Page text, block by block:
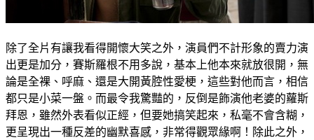
除了全片有讓我看得開懷大笑之外，演員們不計形象的賣力演
出更是加分，賽斯羅根不用多說，基本上他本來就放很開，無
論是全裸、呼麻、還是大開黃腔性愛梗，這些對他而言，相信
都只是小菜一盤。而最令我驚豔的，反倒是飾演他老婆的蘿斯
拜恩，雖然外表看似正經，但要她搞笑起來，私毫不會含糊，
更呈現出一種反差的幽默喜感，非常得觀眾緣啊！除此之外，